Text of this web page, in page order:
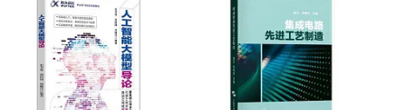
山口貴由(20) 李榮春(20)
李鳳山(20) 珍．奧斯汀(20)
武漢大學出版社(135)
音樂之橋(135)